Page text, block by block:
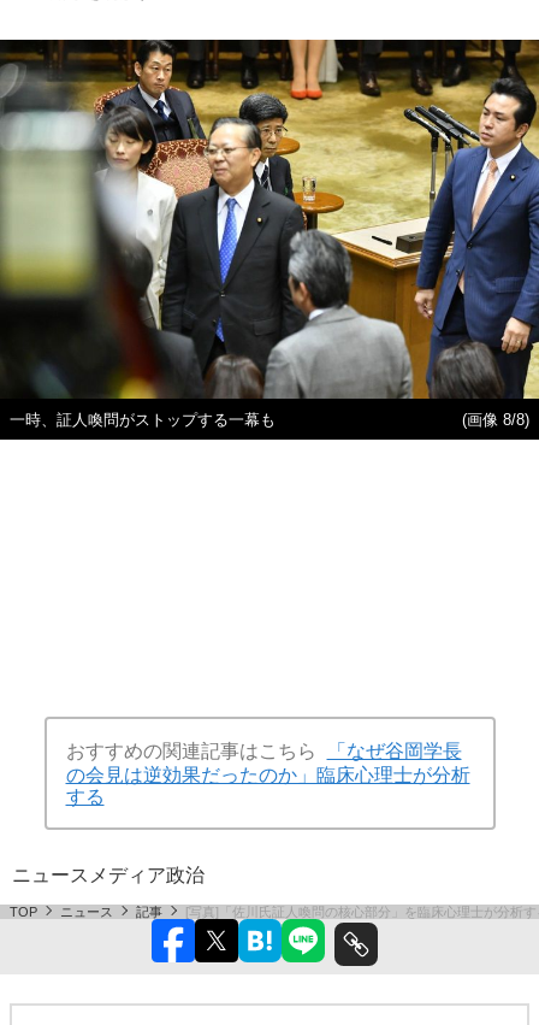
一時、証人喚問がストップする一幕も (画像 8/8)
おすすめの関連記事はこちら
「なぜ谷岡学長
の会見は逆効果だったのか」臨床心理士が分析
する
ニュース メディア政治
TOP ニュース 記事 [写真]「佐川氏証人喚問の核心部分」を臨床心理士が分析す